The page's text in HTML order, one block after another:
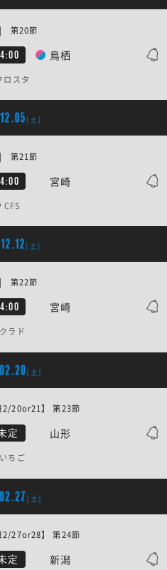
鳥栖
20節
ロスタ
[土]
宮崎
21節
CFS
[土]
宮崎
22節
クラド
[土]
定 山形
20or21】 第23節
いちご
[土]
定 新潟
27or28】 第24節